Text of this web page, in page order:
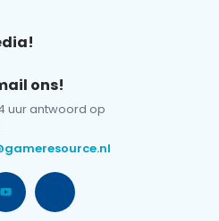
ons!
uur antwoord op